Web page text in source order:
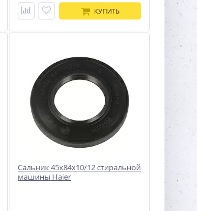
КУПИТЬ
Сальник 45x84x10/12 стиральной
машины Haier